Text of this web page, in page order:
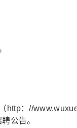
http：//
公告。